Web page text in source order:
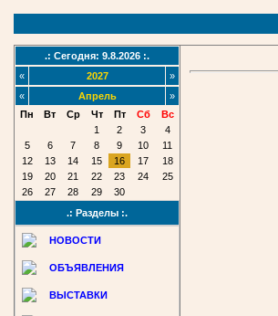
.: Сегодня: 9.8.2026 :.
«
2027
»
«
Апрель
»
Пн
Вт Ср Чт Пт Сб
Вс
1
2 3
4
5
6 7 8 9 10
11
12
13 14 15 16 17
18
19
20 21 22 23 24
25
26
27 28 29
30
.: Разделы :.
НОВОСТИ
ОБЪЯВЛЕНИЯ
ВЫСТАВКИ